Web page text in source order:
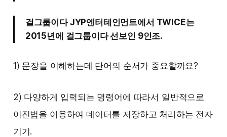
걸그룹이다 JYP엔터테인먼트에서 TWICE는
2015년에 걸그룹이다 선보인 9인조.
1) 문장을 이해하는데 단어의 순서가 중요할까요?
2) 다양하게 입력되는 명령어에 따라서 일반적으로
이진법을 이용하여 데이터를 저장하고 처리하는 전자
기기.